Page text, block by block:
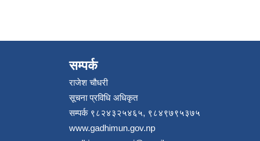
सम्पर्क
राजेश चौधरी
सूचना प्रविधि अधिकृत
सम्पर्क ९८२४३२५४६५, ९८४९७९५३७५
www.gadhimun.gov.np